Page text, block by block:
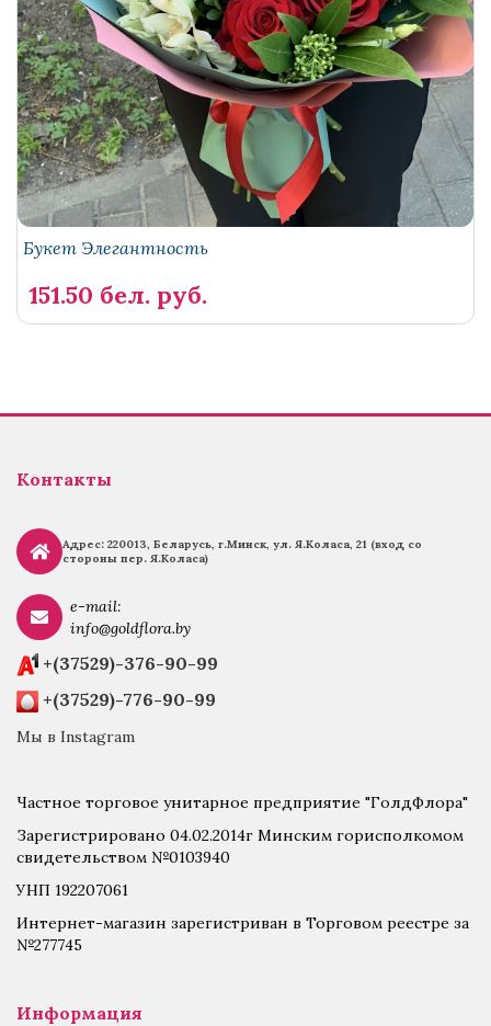
Букет Элегантность
151.50 бел. руб.
Контакты
Адрес: 220013, Беларусь, г.Минск, ул. Я.Коласа, 21 (вход со
стороны пер. Я.Коласа)
e-mail:
info@goldflora.by
+(37529)-376-90-99
+(37529)-776-90-99
Мы в Instagram
Частное торговое унитарное предприятие "ГолдФлора"
Зарегистрировано 04.02.2014г Минским горисполкомом
свидетельством №0103940
УНП 192207061
Интернет-магазин зарегистриван в Торговом реестре за
№277745
Информация